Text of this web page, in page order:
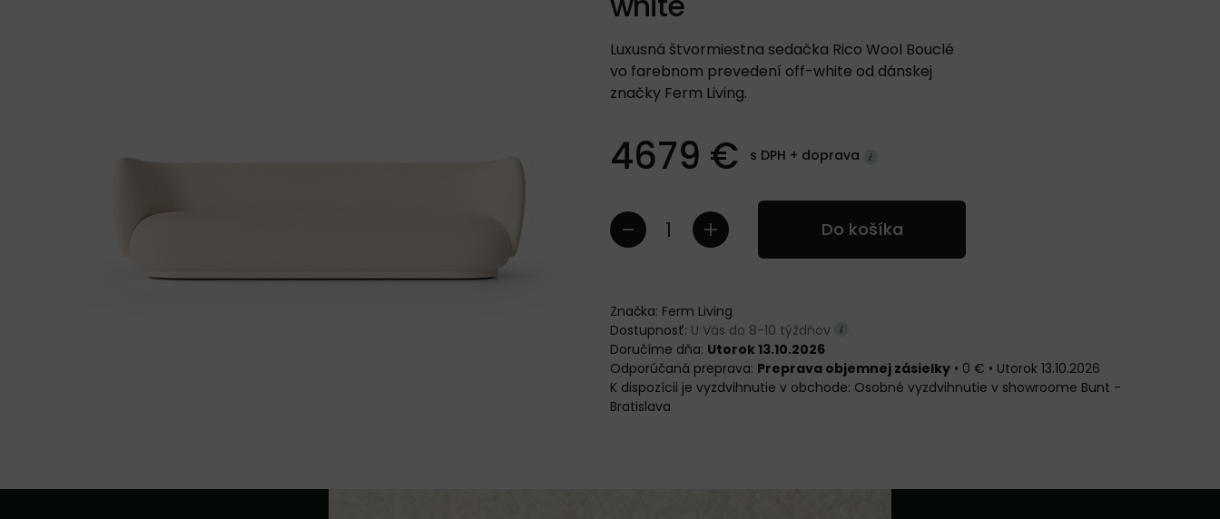
Luxusná štvormiestna sedačka Rico Wool Bouclé
vo farebnom prevedení off-white od dánskej
značky Ferm Living.
4679 € s DPH + doprava
Do košíka
Značka: Ferm Living
Dostupnosť: U Vás do 8-10 týždňov
Doručíme dňa: Utorok 13.10.2026
Preprava objemnej zásielky • 0 € • Utorok 13.10.2026
Osobné vyzdvihnutie v showroome Bunt -
Bratislava